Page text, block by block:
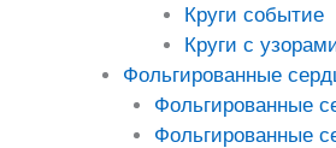
Круги событие
Круги с
Фольгированные
Фольгированные
Фольгированные